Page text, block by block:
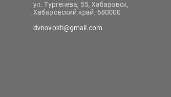
ул. Тургенева, 55, Хабаровск,
Хабаровский край, 680000
dvnovosti@gmail.com